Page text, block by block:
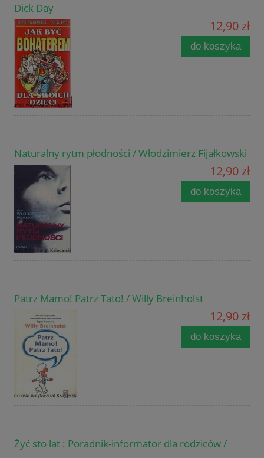
Dick Day
12,90 zł
do koszyka
Naturalny rytm płodności / Włodzimierz Fijałkowski
12,90 zł
do koszyka
Patrz Mamo! Patrz Tato! / Willy Breinholst
12,90 zł
do koszyka
Żyć sto lat : Poradnik-informator dla rodziców /